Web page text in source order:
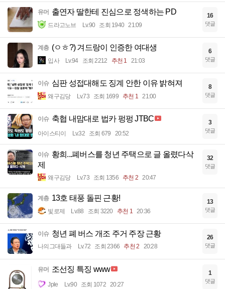
유머 출연자 딸한테 진심으로 정색하는 PD
드라고노브 Lv.90 조회 1940 21:09
16
댓글
계층 (ㅇㅎ?) 겨드랑이 인증한 여대생
입사 Lv.94 조회 2212 추천 1 21:03
6
댓글
이슈 심판 성접대해도 징계 안한 이유 밝혀져
왜구김당 Lv.73 조회 1699 추천 1 21:00
8
댓글
이슈 축협 내맘대로 법카 펑펑 JTBC
아이스티이 Lv.32 조회 679 20:52
3
댓글
이슈 황희...폐버스를 청년 주택으로 글 올렸다삭
제
왜구김당 Lv.73 조회 1356 추천 2 20:47
32
댓글
계층 13호 태풍 돌핀 근황!
빛로제 Lv.88 조회 3220 추천 1 20:36
13
댓글
이슈 청년 폐 버스 개조 주거 주장 근황
나의그대들과 Lv.72 조회 2366 추천 2 20:28
26
댓글
유머 조선징 특징 www
Jple Lv.90 조회 1072 20:27
1
댓글